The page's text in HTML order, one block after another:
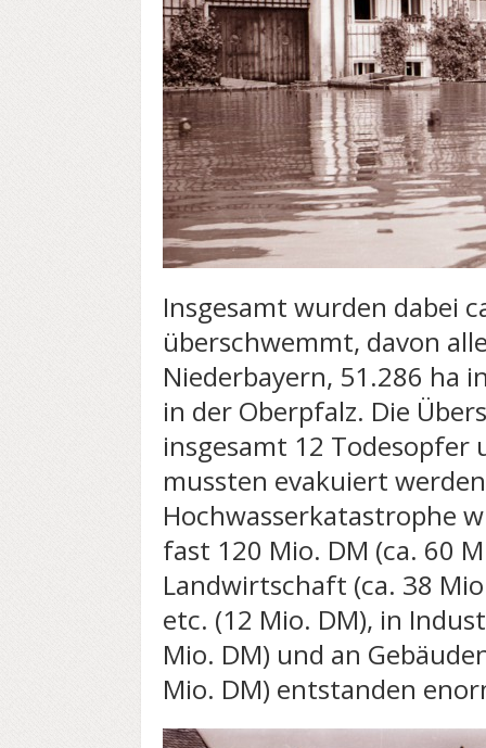
Insgesamt wurden dabei
überschwemmt, davon
Niederbayern, 51.286 ha
in der Oberpfalz. Die
insgesamt 12 Todesopfer
mussten evakuiert
Hochwasserkatastrophe
fast 120 Mio. DM (ca. 60
Landwirtschaft (ca. 38
etc. (12 Mio. DM), in
Mio. DM) und an
Mio. DM) entstanden